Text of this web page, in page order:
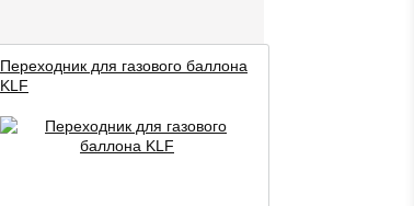
Переходник для газового баллона
KLF